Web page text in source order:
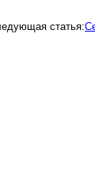
статья: